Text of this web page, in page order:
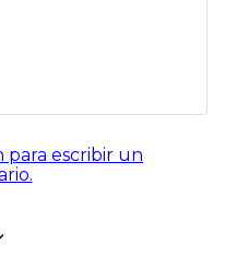
para escribir un